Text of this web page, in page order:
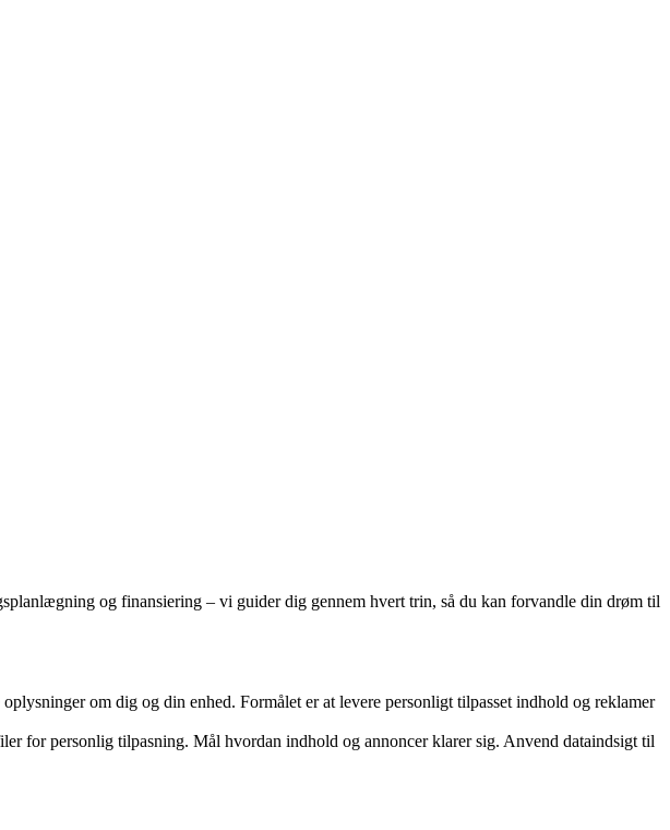
og finansiering – vi guider dig gennem hvert trin, så du kan forvandle din drøm til
om dig og din enhed. Formålet er at levere personligt tilpasset indhold og reklamer
for personlig tilpasning. Mål hvordan indhold og annoncer klarer sig. Anvend dataindsigt til